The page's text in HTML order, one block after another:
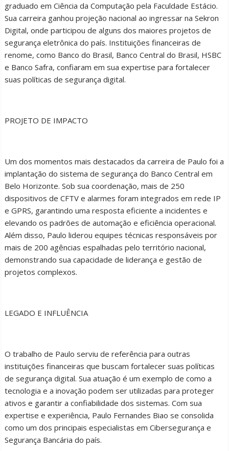
graduado em Ciência da Computação pela Faculdade Estácio.
Sua carreira ganhou projeção nacional ao ingressar na Sekron
Digital, onde participou de alguns dos maiores projetos de
segurança eletrônica do país. Instituições financeiras de
renome, como Banco do Brasil, Banco Central do Brasil, HSBC
e Banco Safra, confiaram em sua expertise para fortalecer
suas políticas de segurança digital.
PROJETO DE IMPACTO
Um dos momentos mais destacados da carreira de Paulo foi a
implantação do sistema de segurança do Banco Central em
Belo Horizonte. Sob sua coordenação, mais de 250
dispositivos de CFTV e alarmes foram integrados em rede IP
e GPRS, garantindo uma resposta eficiente a incidentes e
elevando os padrões de automação e eficiência operacional.
Além disso, Paulo liderou equipes técnicas responsáveis por
mais de 200 agências espalhadas pelo território nacional,
demonstrando sua capacidade de liderança e gestão de
projetos complexos.
LEGADO E INFLUÊNCIA
O trabalho de Paulo serviu de referência para outras
instituições financeiras que buscam fortalecer suas políticas
de segurança digital. Sua atuação é um exemplo de como a
tecnologia e a inovação podem ser utilizadas para proteger
ativos e garantir a confiabilidade dos sistemas. Com sua
expertise e experiência, Paulo Fernandes Biao se consolida
como um dos principais especialistas em Cibersegurança e
Segurança Bancária do país.